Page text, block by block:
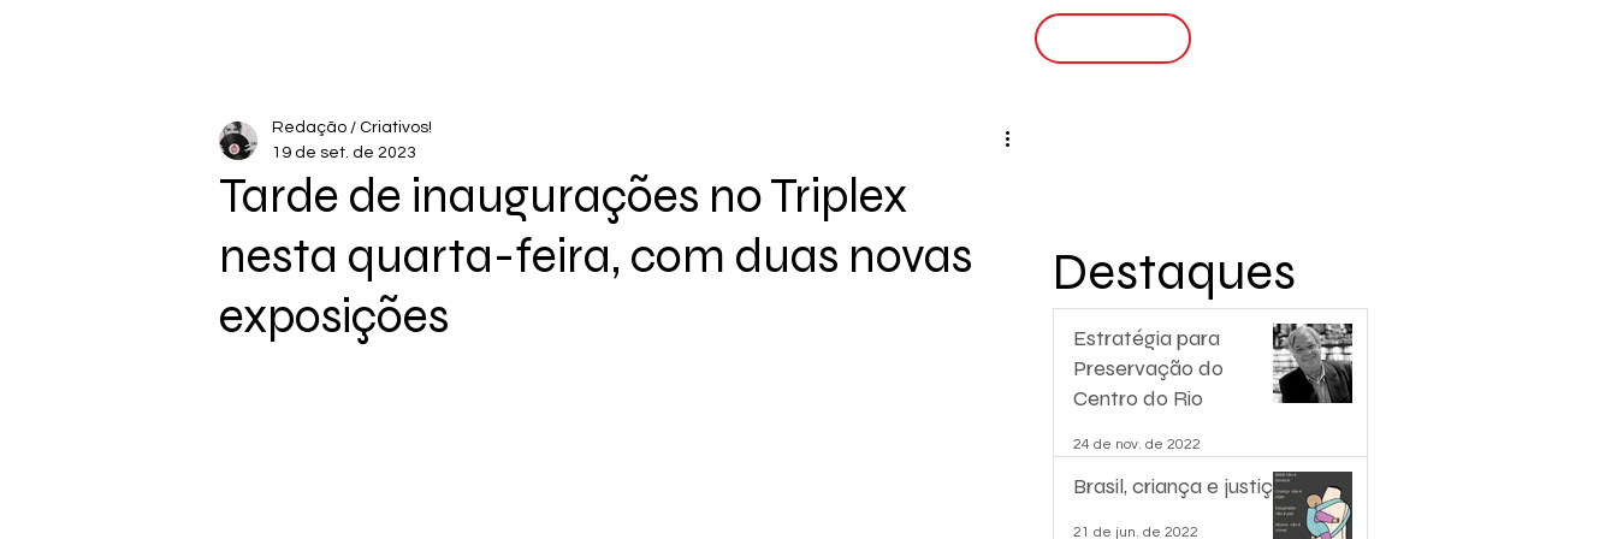
Tarde de inaugurações no Triplex
nesta quarta-feira, com duas novas
exposições
Redação / Criativos!
19 de set. de 2023
Estratégia para
Preservação do
Centro do Rio
24 de nov. de 2022
Brasil, criança e justiça.
21 de jun. de 2022
Destaques